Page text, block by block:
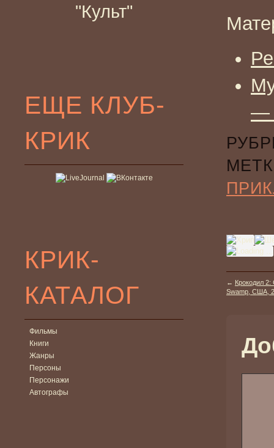
"Культ"
ЕЩЕ КЛУБ-
КРИК
КРИК-
КАТАЛОГ
Фильмы
Книги
Жанры
Персоны
Персонажи
Автографы
—
← Крокодил 2:
Swamp, США,